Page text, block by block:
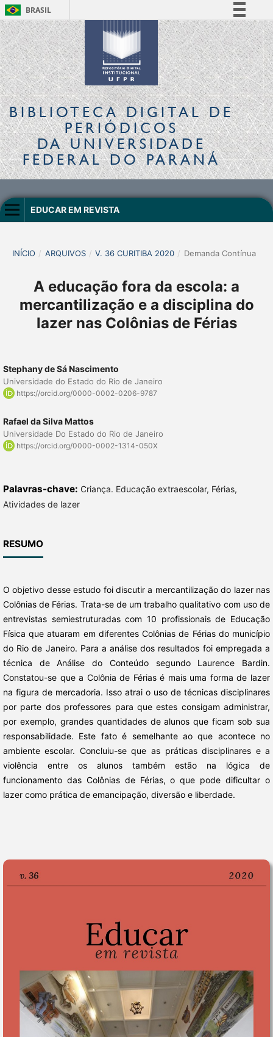
BRASIL
Simplifique!
Comunica BR
Participe
Acesso à informação
Legislação
Canais
BIBLIOTECA DIGITALDE
PERIÓDICOS
DA UNIVERSIDADE
FEDERAL DO PARANÁ
EDUCAR EM REVISTA
INÍCIO / ARQUIVOS / V. 36 CURITIBA 2020 / Demanda Contínua
A educação fora da escola: a
mercantilização e a disciplina do
lazer nas Colônias de Férias
Stephany de Sá Nascimento
Universidade do Estado do Rio de Janeiro
https://orcid.org/0000-0002-0206-9787
Rafael da Silva Mattos
Universidade Do Estado do Rio de Janeiro
https://orcid.org/0000-0002-1314-050X
Palavras-chave: Criança. Educação extraescolar, Férias,
Atividades de lazer
RESUMO
O objetivo desse estudo foi discutir a mercantilização do lazer nas
Colônias de Férias. Trata-se de um trabalho qualitativo com uso de
entrevistas semiestruturadas com 10 profissionais de Educação
Física que atuaram em diferentes Colônias de Férias do município
do Rio de Janeiro. Para a análise dos resultados foi empregada a
técnica de Análise do Conteúdo segundo Laurence Bardin.
Constatou-se que a Colônia de Férias é mais uma forma de lazer
na figura de mercadoria. Isso atrai o uso de técnicas disciplinares
por parte dos professores para que estes consigam administrar,
por exemplo, grandes quantidades de alunos que ficam sob sua
responsabilidade. Este fato é semelhante ao que acontece no
ambiente escolar. Concluiu-se que as práticas disciplinares e a
violência entre os alunos também estão na lógica de
funcionamento das Colônias de Férias, o que pode dificultar o
lazer como prática de emancipação, diversão e liberdade.